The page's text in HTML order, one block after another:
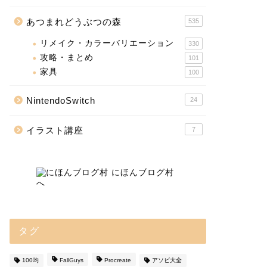
あつまれどうぶつの森 535
リメイク・カラーバリエーション 330
攻略・まとめ 101
家具 100
NintendoSwitch 24
イラスト講座 7
タグ
100均 FallGuys Procreate アソビ大全